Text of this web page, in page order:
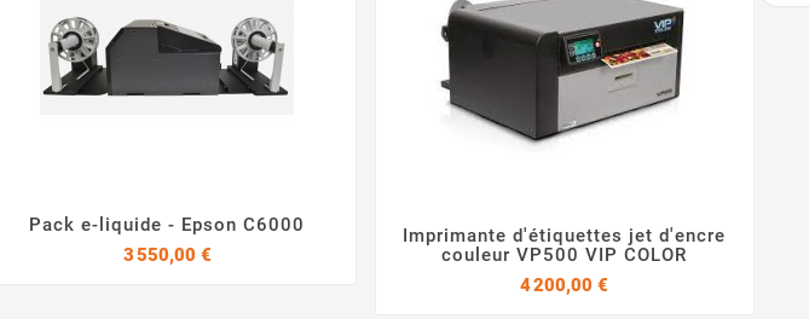

Pack e-liquide - Epson C6000
3 550,00 €Prix  
Imprimante d'étiquettes jet d'encre
couleur VP500 VIP COLOR
4 200,00 €